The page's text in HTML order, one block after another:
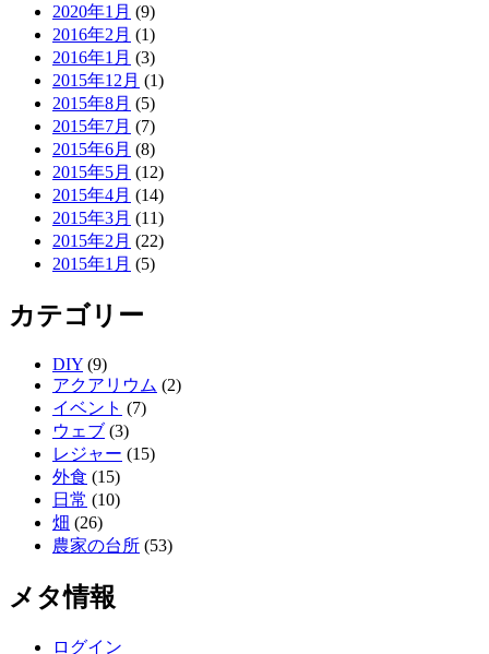
2020年1月 (9)
2016年2月 (1)
2016年1月 (3)
2015年12月 (1)
2015年8月 (5)
2015年7月 (7)
2015年6月 (8)
2015年5月 (12)
2015年4月 (14)
2015年3月 (11)
2015年2月 (22)
2015年1月 (5)
カテゴリー
DIY (9)
アクアリウム (2)
イベント (7)
ウェブ (3)
レジャー (15)
外食 (15)
日常 (10)
畑 (26)
農家の台所 (53)
メタ情報
ログイン